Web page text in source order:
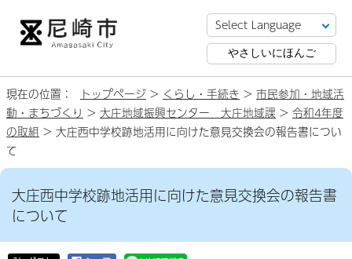
やさしいにほんご
現在の位置： トップページ > くらし・手続き > 市民参加・地域活
動・まちづくり > 大庄地域振興センター 大庄地域課 > 令和4年度
の取組 > 大庄西中学校跡地活用に向けた意見交換会の報告書につい
て
大庄西中学校跡地活用に向けた意見交換会の報告書
について